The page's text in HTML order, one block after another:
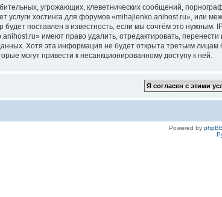
угрожающих, клеветнических сообщений,
услуги хостинга для форумов «mihajlenko.anihost.ru», или
поставлен в известность, если мы сочтём это
имеют право удалить, отредактировать,
Хотя эта информация не будет открыта третьим
могут привести к несанкционированному доступу к ней.
Powered by phpBB